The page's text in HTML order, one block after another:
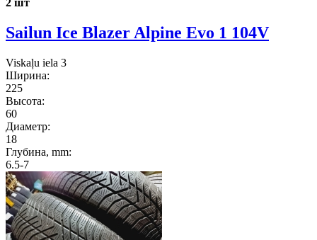
2 шт
Sailun Ice Blazer Alpine Evo 1 104V
Viskaļu iela 3
Ширина:
225
Высота:
60
Диаметр:
18
Глубина, mm:
6.5-7